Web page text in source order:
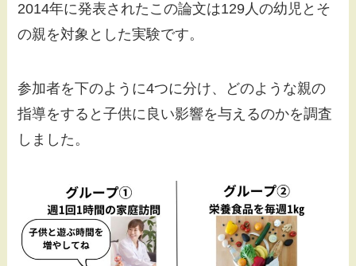
2014年に発表されたこの論文は129人の幼児とそ
の親を対象とした実験です。
参加者を下のように4つに分け、どのような親の
指導をすると子供に良い影響を与えるのかを調査
しました。